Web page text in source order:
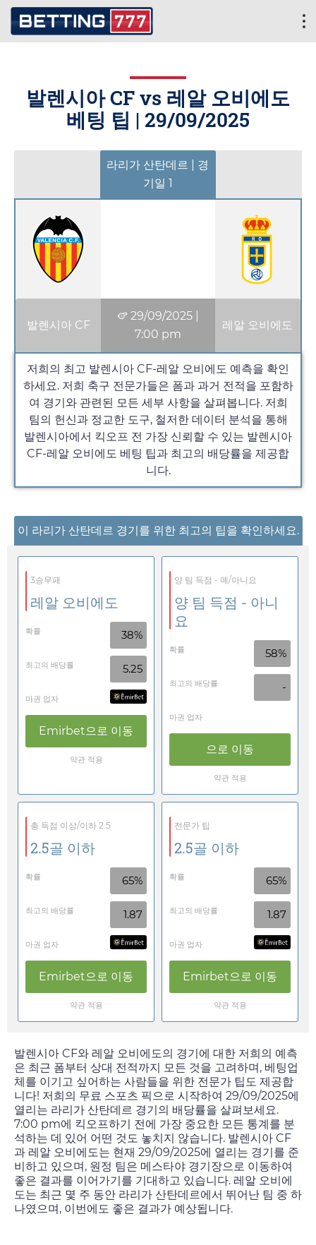
발렌시아 CF vs 레알 오비에도
베팅 팁 | 29/09/2025
라리가 산탄데르 | 경
기일 1
발렌시아 CF
29/09/2025|
7:00 pm
레알 오비에도
저희의 최고 발렌시아 CF-레알 오비에도 예측을 확인
하세요. 저희 축구 전문가들은 폼과 과거 전적을 포함하
여 경기와 관련된 모든 세부 사항을 살펴봅니다. 저희
팀의 헌신과 정교한 도구, 철저한 데이터 분석을 통해
발렌시아에서 킥오프 전 가장 신뢰할 수 있는 발렌시아
CF-레알 오비에도 베팅 팁과 최고의 배당률을 제공합
니다.
이 라리가 산탄데르 경기를 위한 최고의 팁을 확인하세요.
3승무패
레알 오비에도
확률 38%
최고의 배당률 5.25
마권 업자
Emirbet으로 이동
약관 적용
양 팀 득점 - 예/아니요
양 팀 득점 - 아니
요
확률 58%
최고의 배당률 -
마권 업자
으로 이동
약관 적용
총 득점 이상/이하 2.5
2.5골 이하
확률 65%
최고의 배당률 1.87
마권 업자
Emirbet으로 이동
약관 적용
전문가 팁
2.5골 이하
확률 65%
최고의 배당률 1.87
마권 업자
Emirbet으로 이동
약관 적용
발렌시아 CF와 레알 오비에도의 경기에 대한 저희의 예측
은 최근 폼부터 상대 전적까지 모든 것을 고려하며, 베팅업
체를 이기고 싶어하는 사람들을 위한 전문가 팁도 제공합
니다! 저희의 무료 스포츠 픽으로 시작하여 29/09/2025에
열리는 라리가 산탄데르 경기의 배당률을 살펴보세요.
7:00 pm에 킥오프하기 전에 가장 중요한 모든 통계를 분
석하는 데 있어 어떤 것도 놓치지 않습니다. 발렌시아 CF
과 레알 오비에도는 현재 29/09/2025에 열리는 경기를 준
비하고 있으며, 원정 팀은 메스타야 경기장으로 이동하여
좋은 결과를 이어가기를 기대하고 있습니다. 레알 오비에
도는 최근 몇 주 동안 라리가 산탄데르에서 뛰어난 팀 중 하
나였으며, 이번에도 좋은 결과가 예상됩니다.